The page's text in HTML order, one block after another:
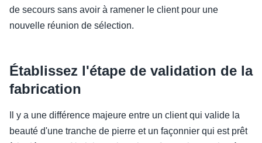
de secours sans avoir à ramener le client pour une
nouvelle réunion de sélection.
Établissez l'étape de validation de la
fabrication
Il y a une différence majeure entre un client qui valide la
beauté d'une tranche de pierre et un façonnier qui est prêt